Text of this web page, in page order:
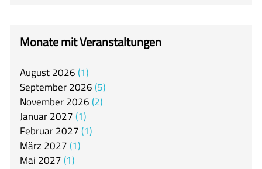
itslearning
Arbeitsgemeinschaften
Mensa
Unsere Schulgemeinschaft
Kontakt
Monate mit Veranstaltungen
August2026 1
September2026 5
November2026 2
Januar2027 1
Februar2027 1
März 2027 1
Mai 2027 1